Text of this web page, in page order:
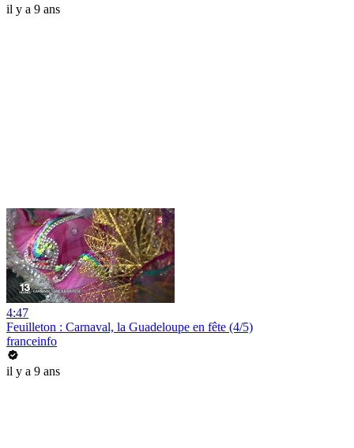
il y a 9 ans
4:47
Feuilleton : Carnaval, la Guadeloupe en fête (4/5)
franceinfo
il y a 9 ans